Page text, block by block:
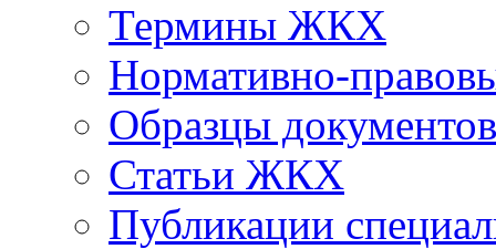
Термины ЖКХ
Нормативно-
Образцы документов
Статьи ЖКХ
Публикации